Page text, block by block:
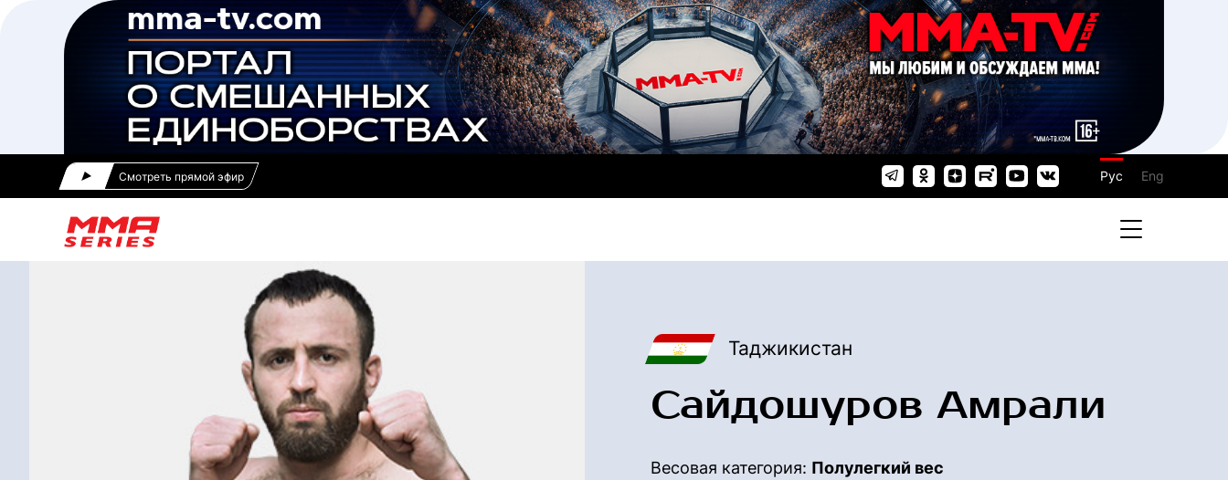
Смотреть прямой эфир Рус Eng
Таджикистан
Сайдошуров Амрали
Весовая категория: Полулегкий вес